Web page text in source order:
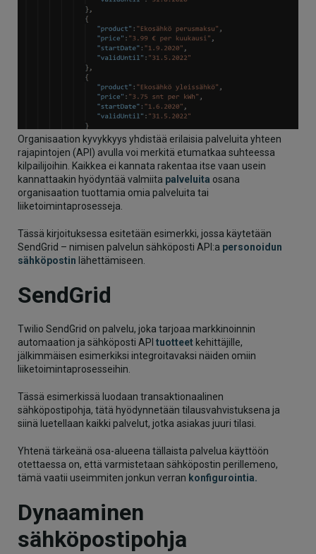
Organisaation kyvykkyys yhdistää erilaisia palveluita yhteen
rajapintojen (API) avulla voi merkitä etumatkaa suhteessa
kilpailijoihin. Kaikkea ei kannata rakentaa itse vaan usein
kannattaakin hyödyntää valmiita palveluita osana
organisaation tuottamia omia palveluita tai
liiketoimintaprosesseja.
Tässä kirjoituksessa esitetään esimerkki, jossa käytetään
SendGrid – nimisen palvelun sähköposti API:a personoidun
sähköpostin lähettämiseen.
SendGrid
Twilio SendGrid on palvelu, joka tarjoaa markkinoinnin
automaation ja sähköposti API tuotteet kehittäjille,
jälkimmäisen esimerkiksi integroitavaksi näiden omiin
liiketoimintaprosesseihin.
Tässä esimerkissä luodaan transaktionaalinen
sähköpostipohja, tätä hyödynnetään tilausvahvistuksena ja
siinä luetellaan kaikki palvelut, jotka asiakas juuri tilasi.
Yhtenä tärkeänä osa-alueena tällaista palvelua käyttöön
otettaessa on, että varmistetaan sähköpostin perillemeno,
tämä vaatii useimmiten jonkun verran konfigurointia.
Dynaaminen
sähköpostipohja